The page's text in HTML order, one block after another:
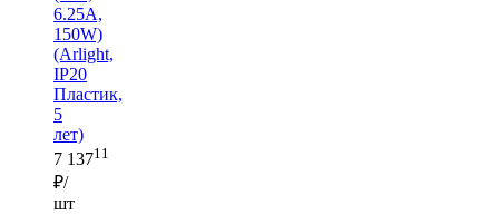
6.25A,
150W)
(Arlight,
IP20
Пластик,
5
лет)
7 13711
₽/
шт